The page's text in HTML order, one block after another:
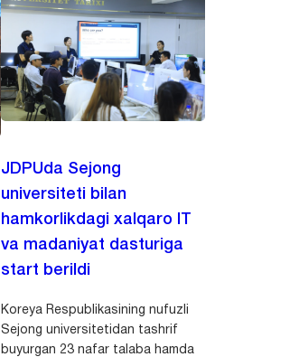
JDPUda Sejong
universiteti bilan
hamkorlikdagi xalqaro IT
va madaniyat dasturiga
start berildi
Koreya Respublikasining nufuzli
Sejong universitetidan tashrif
buyurgan 23 nafar talaba hamda